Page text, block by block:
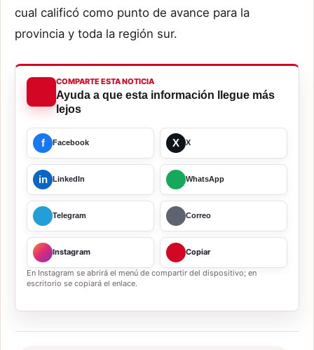
cual calificó como punto de avance para la
provincia y toda la región sur.
COMPARTE ESTA NOTICIA
Ayuda a que esta información llegue más
lejos
f Facebook X X
in LinkedIn WhatsApp
Telegram Correo
Instagram Copiar
En Instagram se abrirá el menú de compartir del dispositivo; en
escritorio se copiará el enlace.